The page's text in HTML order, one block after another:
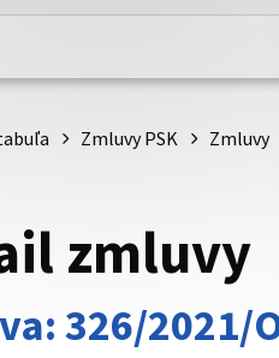
Zmluvy PSK Zmluvy
zmluvy
326/2021/